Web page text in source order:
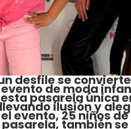
desfile se
evento de moda
pasarela única
ilusión y
evento, 25 niños
también